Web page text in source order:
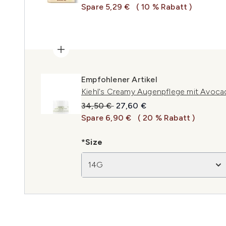
Spare 5,29 €
( 10 % Rabatt )
Empfohlener Artikel
Kiehl's Creamy Augenpflege mit
Unverbindliche Preisempfehlung:
34,50 € Aktueller Preis:
27,60 €
Spare 6,90 €
( 20 % Rabatt )
*Size
14G